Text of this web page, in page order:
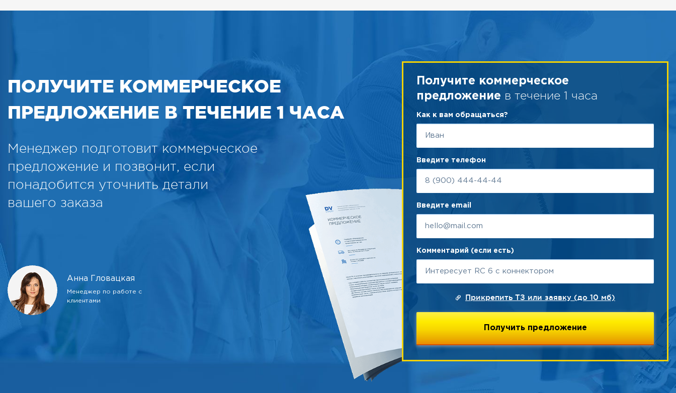
ПОЛУЧИТЕ КОММЕРЧЕСКОЕ
ПРЕДЛОЖЕНИЕ В ТЕЧЕНИЕ 1 ЧАСА
Менеджер подготовит коммерческое
предложение и позвонит, если
понадобится уточнить детали
вашего заказа
Анна Гловацкая
Менеджер по работе с
клиентами
Получите коммерческое
предложение в течение 1 часа
Как к вам обращаться?
Введите телефон
Введите email
Комментарий (если есть)
Прикрепить ТЗ или заявку (до 10 мб)